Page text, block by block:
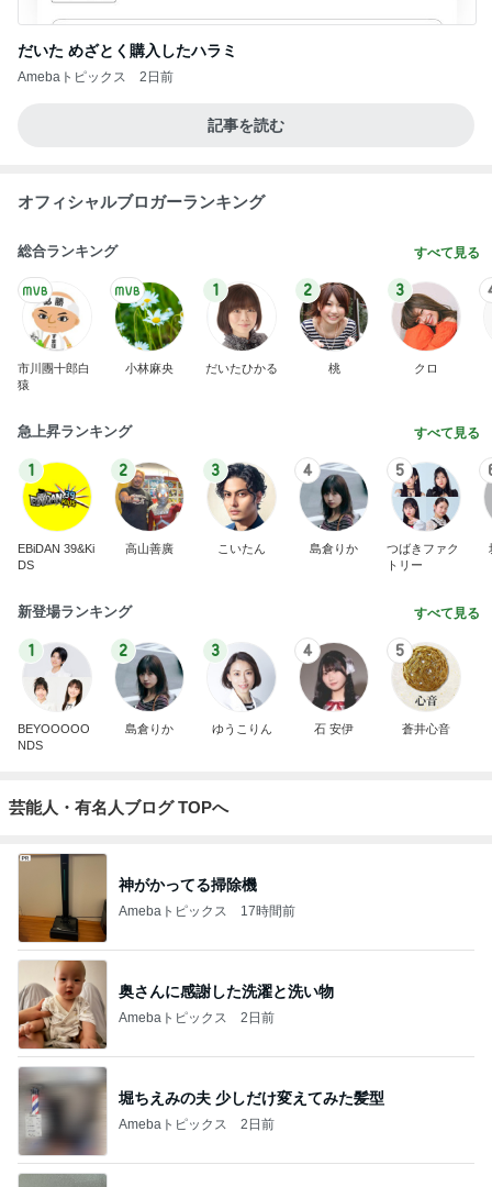
だいた めざとく購入したハラミ
Amebaトピックス 2日前
記事を読む
オフィシャルブロガーランキング
総合ランキング すべて見る
市川團十郎白
猿
小林麻央
1
だいたひかる
2
桃
3
クロ
急上昇ランキング すべて見る
1
EBiDAN 39&Ki
DS
2
高山善廣
3
こいたん
4
島倉りか
5
つばきファク
トリー
新登場ランキング すべて見る
1
BEYOOOOO
NDS
2
島倉りか
3
ゆうこりん
4
石 安伊
5
蒼井心音
芸能人・有名人ブログ TOPへ
神がかってる掃除機
Amebaトピックス 17時間前
奥さんに感謝した洗濯と洗い物
Amebaトピックス 2日前
堀ちえみの夫 少しだけ変えてみた髪型
Amebaトピックス 2日前